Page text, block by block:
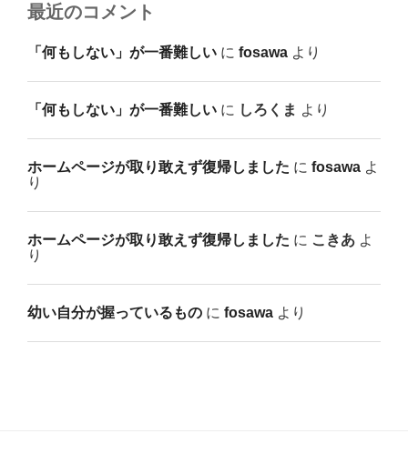
最近のコメント
「何もしない」が一番難しい に fosawa より
「何もしない」が一番難しい に しろくま より
ホームページが取り敢えず復帰しました に fosawa よ
り
ホームページが取り敢えず復帰しました に こきあ よ
り
幼い自分が握っているもの に fosawa より